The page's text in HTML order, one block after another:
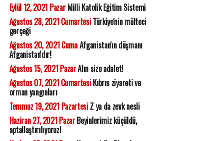
Eylül 12, 2021 PazarMilli Katolik Eğitim Sistemi
Ağustos 28, 2021 CumartesiTürkiye'nin mülteci
gerçeği
Ağustos 20, 2021 CumaAfganistan'ın düşmanı
Afganistan'dır!
Ağustos 15, 2021 PazarAlın size adalet!
Ağustos 07, 2021 CumartesiKıbrıs ziyareti ve
orman yangınları
Temmuz 19, 2021 PazartesiZ ya da zevk nesli
Haziran 27, 2021 PazarBeyinlerimiz küçüldü,
aptallaştırılıyoruz!